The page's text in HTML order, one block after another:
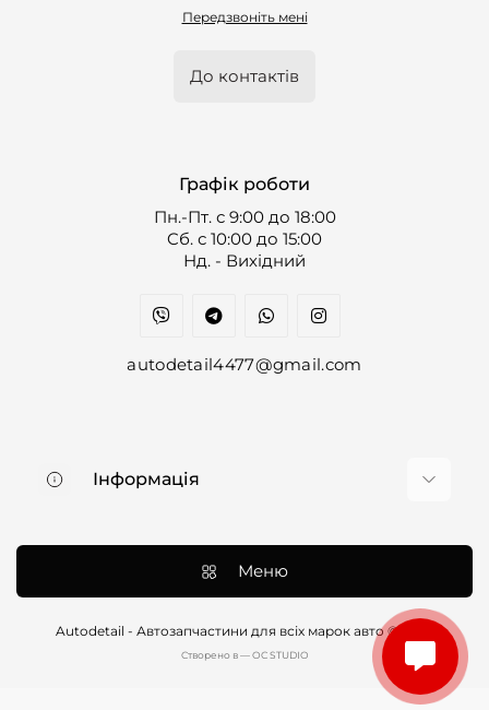
Передзвоніть мені
До контактів
Графік роботи
Пн.-Пт. с 9:00 до 18:00
Cб. с 10:00 до 15:00
Нд. - Вихідний
autodetail4477@gmail.com
Інформація
Контакти
Договір оферти
Меню
Autodetail - Автозапчастини для всіх марок авто © 2026
Cтворено в — OC STUDIO